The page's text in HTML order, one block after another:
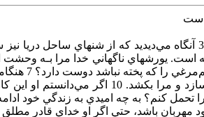
كه‌ به‌ چنين‌ غذايي‌ نگاه‌ مي‌كنم‌ اشتهايم‌ كور مي‌شود و حالم‌ بهم‌ مي‌خورد.
8و9 اي‌ كاش‌ خدا آرزوي‌ مرا